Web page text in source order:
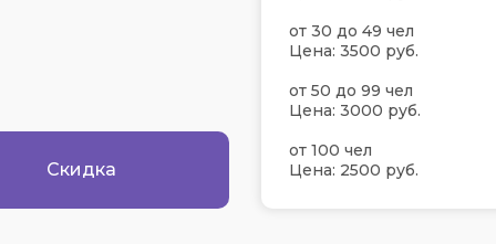
от 30 до 49 чел
Цена: 3500 руб.
от 50 до 99 чел
Цена: 3000 руб.
от 100 чел
Цена: 2500 руб.
Скидка